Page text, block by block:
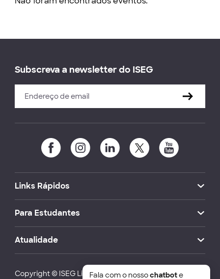
Subscreva a newsletter do ISEG
Links Rápidos
Para Estudantes
Atualidade
Copyright © ISEG Lisbon School of Economics and
Fala com o nossochatbote